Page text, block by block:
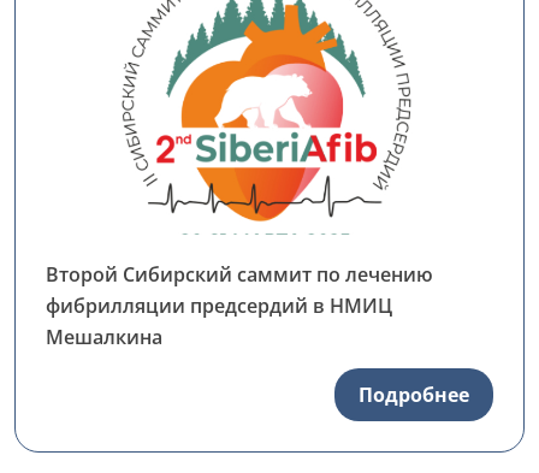
Второй Сибирский саммит по лечению
фибрилляции предсердий в НМИЦ
Мешалкина
Подробнее